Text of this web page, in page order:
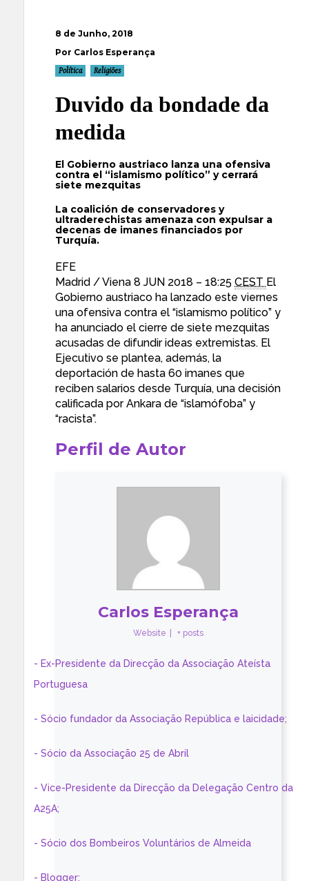
8 de Junho, 2018
Por Carlos Esperança
Política Religiões
Duvido da bondade da
medida
El Gobierno austriaco lanza una ofensiva
contra el “islamismo político” y cerrará
siete mezquitas
La coalición de conservadores y
ultraderechistas amenaza con expulsar a
decenas de imanes financiados por
Turquía.
EFE
Madrid / Viena 8 JUN 2018 – 18:25 CEST El
Gobierno austriaco ha lanzado este viernes
una ofensiva contra el “islamismo político” y
ha anunciado el cierre de siete mezquitas
acusadas de difundir ideas extremistas. El
Ejecutivo se plantea, además, la
deportación de hasta 60 imanes que
reciben salarios desde Turquía, una decisión
calificada por Ankara de “islamófoba” y
“racista”.
Perfil de Autor
Carlos Esperança
Website + posts
- Ex-Presidente da Direcção da Associação Ateísta
Portuguesa
- Sócio fundador da Associação República e laicidade;
- Sócio da Associação 25 de Abril
- Vice-Presidente da Direcção da Delegação Centro da
A25A;
- Sócio dos Bombeiros Voluntários de Almeida
- Blogger: